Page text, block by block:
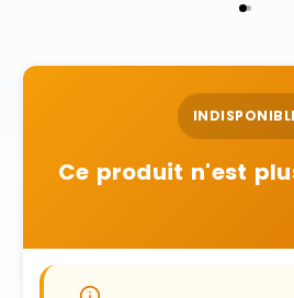
Ce produit n'est